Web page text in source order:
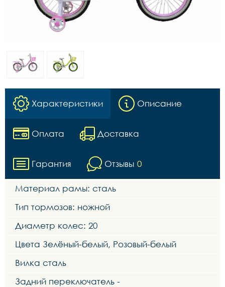
Характеристики Описание
Оплата Доставка
Гарантия Отзывы 0
Материал рамы: сталь
Тип тормозов: ножной
Диаметр колес: 20
Цвета Зелёный-белый, Розовый-белый
Вилка сталь
Задний переключатель -